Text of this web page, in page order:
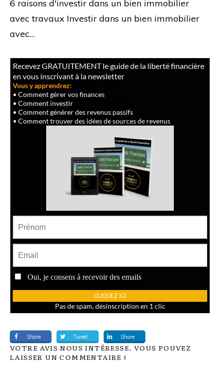
6 raisons d'investir dans un bien immobilier
avec travaux Investir dans un bien immobilier
avec…
Share Tweet Share
VOTRE AVIS NOUS INTÉRESSE. VOUS POUVEZ
LAISSER UN COMMENTAIRE !